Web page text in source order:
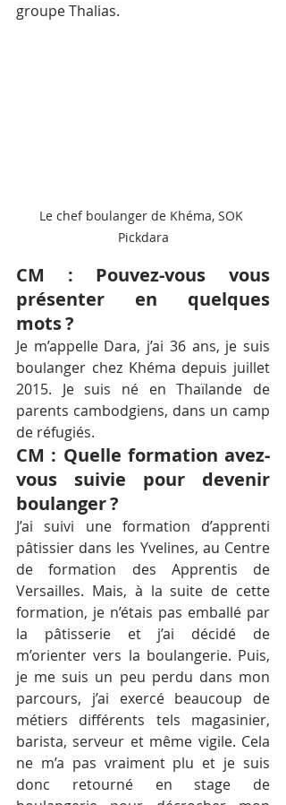
groupe Thalias.
Le chef boulanger de Khéma, SOK
Pickdara
CM : Pouvez-vous vous
présenter en quelques
mots ?
Je m’appelle Dara, j’ai 36 ans, je suis
boulanger chez Khéma depuis juillet
2015. Je suis né en Thaïlande de
parents cambodgiens, dans un camp
de réfugiés.
CM : Quelle formation avez-
vous suivie pour devenir
boulanger ?
J’ai suivi une formation d’apprenti
pâtissier dans les Yvelines, au Centre
de formation des Apprentis de
Versailles. Mais, à la suite de cette
formation, je n’étais pas emballé par
la pâtisserie et j’ai décidé de
m’orienter vers la boulangerie. Puis,
je me suis un peu perdu dans mon
parcours, j’ai exercé beaucoup de
métiers différents tels magasinier,
barista, serveur et même vigile. Cela
ne m’a pas vraiment plu et je suis
donc retourné en stage de